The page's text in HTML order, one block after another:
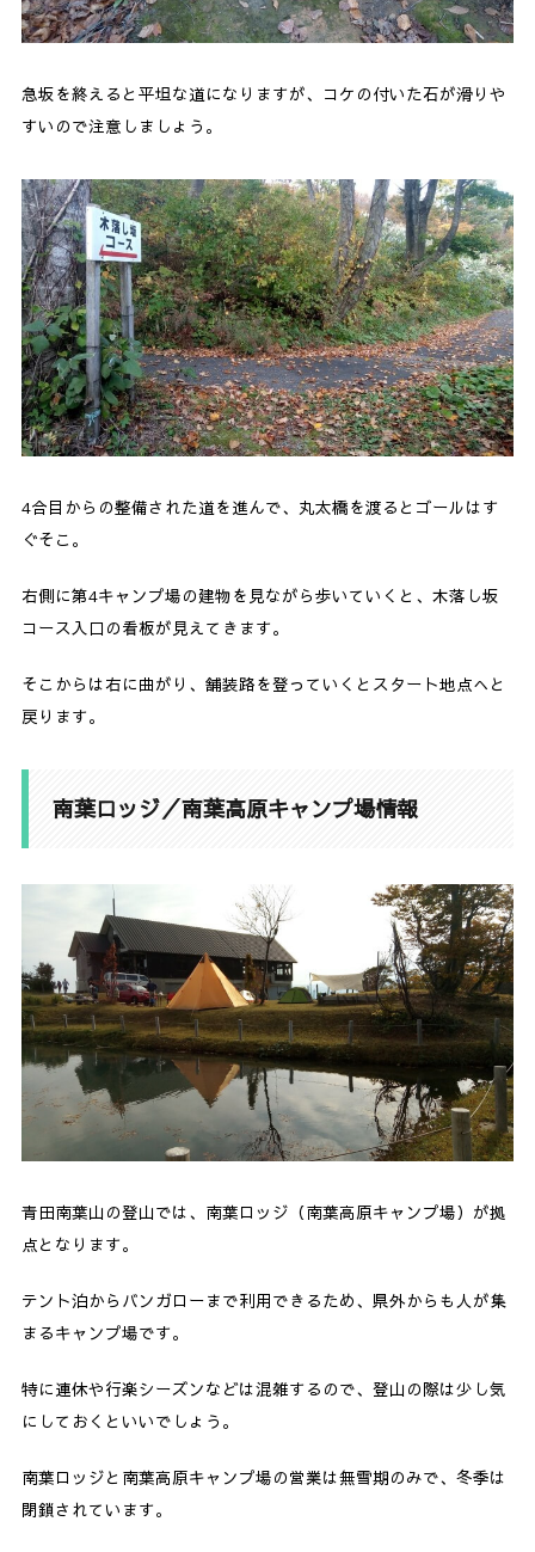
急坂を終えると平坦な道になりますが、コケの付いた石が滑りや
すいので注意しましょう。
4合目からの整備された道を進んで、丸太橋を渡るとゴールはす
ぐそこ。
右側に第4キャンプ場の建物を見ながら歩いていくと、木落し坂
コース入口の看板が見えてきます。
そこからは右に曲がり、舗装路を登っていくとスタート地点へと
戻ります。
南葉ロッジ／南葉高原キャンプ場情報
青田南葉山の登山では、南葉ロッジ（南葉高原キャンプ場）が拠
点となります。
テント泊からバンガローまで利用できるため、県外からも人が集
まるキャンプ場です。
特に連休や行楽シーズンなどは混雑するので、登山の際は少し気
にしておくといいでしょう。
南葉ロッジと南葉高原キャンプ場の営業は無雪期のみで、冬季は
閉鎖されています。